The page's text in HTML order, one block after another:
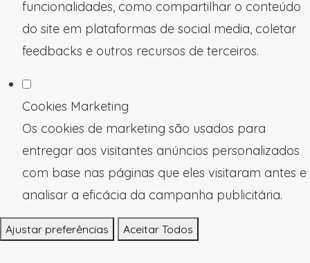
funcionalidades, como compartilhar o conteúdo
do site em plataformas de social media, coletar
feedbacks e outros recursos de terceiros.
Cookies Marketing
Os cookies de marketing são usados para
entregar aos visitantes anúncios personalizados
com base nas páginas que eles visitaram antes e
analisar a eficácia da campanha publicitária.
Ajustar preferências Aceitar Todos